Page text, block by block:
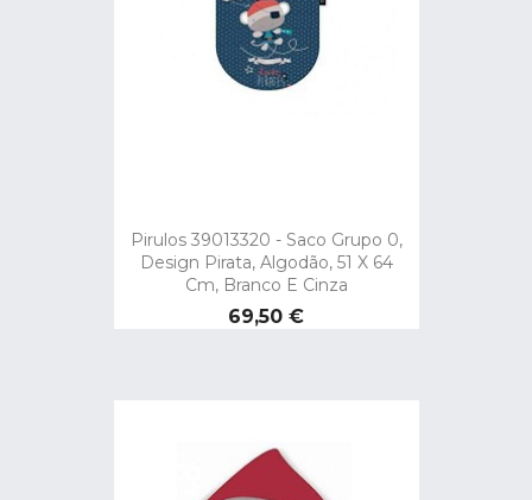
Pirulos 39013320 - Saco Grupo 0,
Design Pirata, Algodão, 51 X 64
Cm, Branco E Cinza
Preço
69,50 €